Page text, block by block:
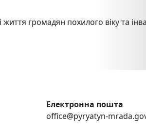
громадян похилого віку та
Електронна пошта
office@pyryatyn-